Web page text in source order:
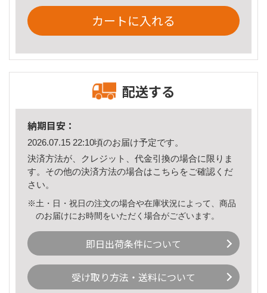
カートに入れる
配送する
納期目安：
2026.07.15 22:10頃のお届け予定です。
決済方法が、クレジット、代金引換の場合に限りま
す。その他の決済方法の場合はこちら をご確認くだ
さい。
※土・日・祝日の注文の場合や在庫状況によって、商品
のお届けにお時間をいただく場合がございます。
即日出荷条件について
受け取り方法・送料について